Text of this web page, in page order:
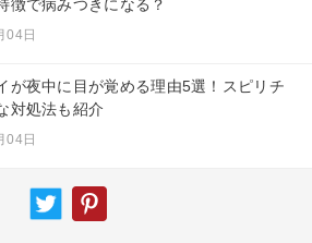
徴で病みつきになる？
04日
が夜中に目が覚める理由5選！スピリチ
対処法も紹介
04日